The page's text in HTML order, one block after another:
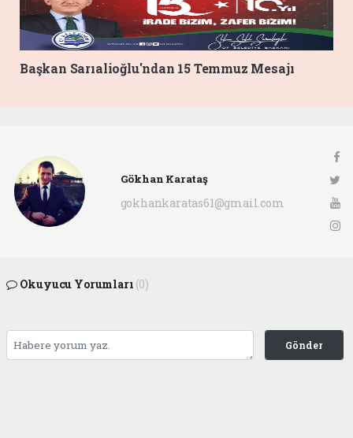
Başkan Sarıalioğlu'ndan 15 Temmuz Mesajı
Gökhan Karataş
gokhankaratas61@gmail.com
Okuyucu Yorumları (0)
Gönder